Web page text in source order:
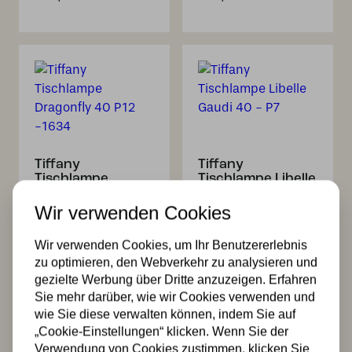
Tiffany
Tischlampe
-1634
Tiffany
Tischlampe Libelle
429,99
Wir verwenden Cookies
Wir verwenden Cookies, um Ihr Benutzererlebnis
zu optimieren, den Webverkehr zu analysieren und
gezielte Werbung über Dritte anzuzeigen. Erfahren
Sie mehr darüber, wie wir Cookies verwenden und
wie Sie diese verwalten können, indem Sie auf
„Cookie-Einstellungen“ klicken. Wenn Sie der
Verwendung von Cookies zustimmen, klicken Sie